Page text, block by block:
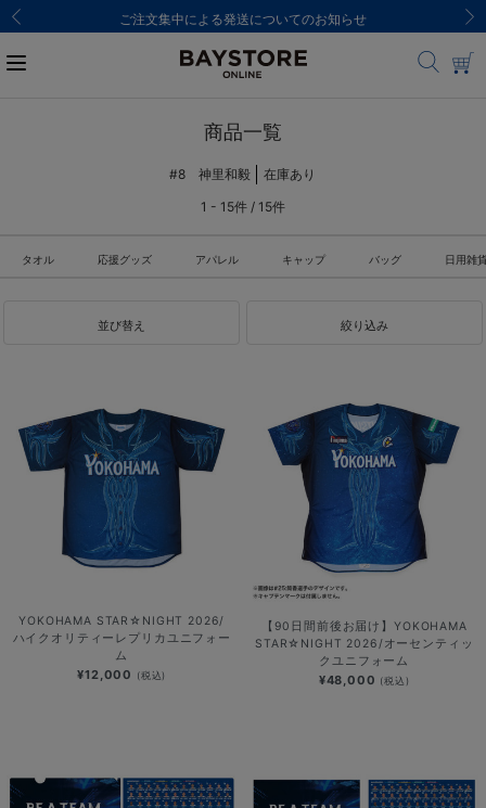
ご注文集中による発送についてのお知らせ
商品一覧
#8 神里和毅
在庫あり
1 - 15件 / 15件
タオル 応援グッズ アパレル キャップ バッグ 日用雑
並び替え 絞り込み
YOKOHAMA STAR☆NIGHT 2026/
ハイクオリティーレプリカユニフォー
ム
¥12,000 (税込)
【90日間前後お届け】YOKOHAMA
STAR☆NIGHT 2026/オーセンティッ
クユニフォーム
¥48,000 (税込)